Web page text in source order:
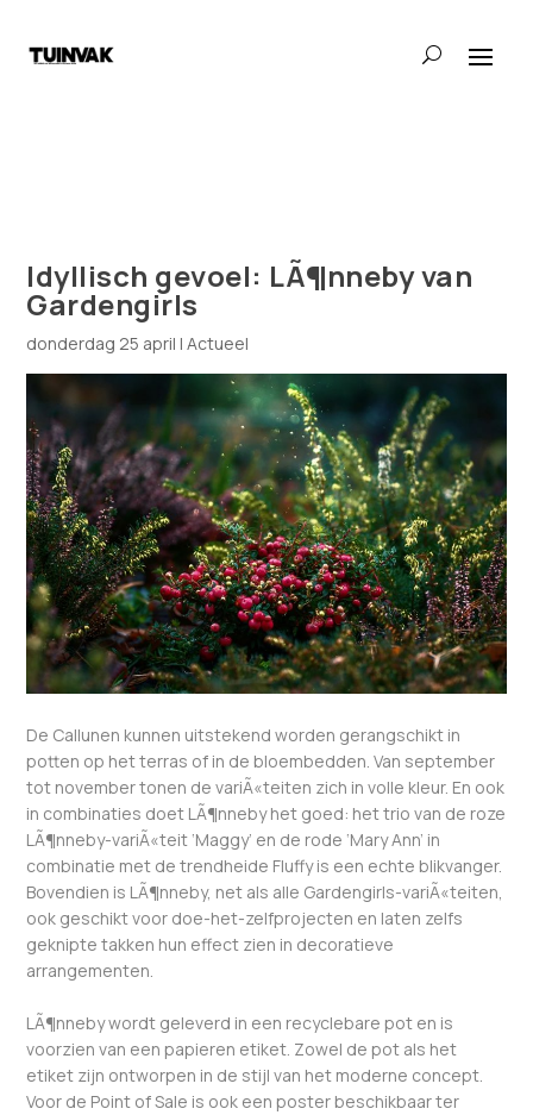
Idyllisch gevoel: LÃ¶nneby van
Gardengirls
donderdag 25 april |Actueel
De Callunen kunnen uitstekend worden gerangschikt in
potten op het terras of in de bloembedden. Van september
tot november tonen de variÃ«teiten zich in volle kleur. En ook
in combinaties doet LÃ¶nneby het goed: het trio van de roze
LÃ¶nneby-variÃ«teit ‘Maggy’ en de rode ‘Mary Ann’ in
combinatie met de trendheide Fluffy is een echte blikvanger.
Bovendien is LÃ¶nneby, net als alle Gardengirls-variÃ«teiten,
ook geschikt voor doe-het-zelfprojecten en laten zelfs
geknipte takken hun effect zien in decoratieve
arrangementen.
LÃ¶nneby wordt geleverd in een recyclebare pot en is
voorzien van een papieren etiket. Zowel de pot als het
etiket zijn ontworpen in de stijl van het moderne concept.
Voor de Point of Sale is ook een poster beschikbaar ter